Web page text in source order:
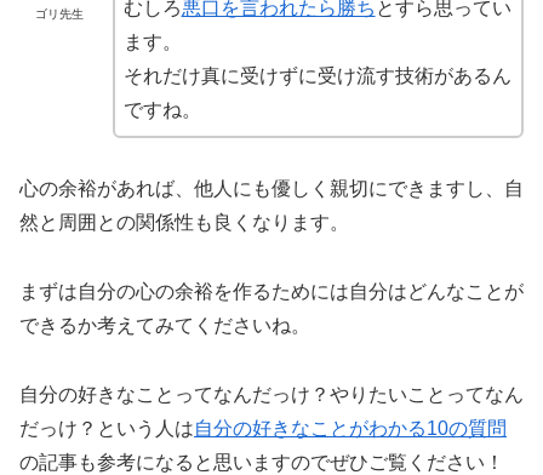
ゴリ先生 むしろ悪口を言われたら勝ち とすら思ってい
ます。
それだけ真に受けずに受け流す技術があるん
ですね。
心の余裕があれば、他人にも優しく親切にできますし、自
然と周囲との関係性も良くなります。
まずは自分の心の余裕を作るためには自分はどんなことが
できるか考えてみてくださいね。
自分の好きなことってなんだっけ？やりたいことってなん
だっけ？という人は自分の好きなことがわかる10の質問
の記事も参考になると思いますのでぜひご覧ください！